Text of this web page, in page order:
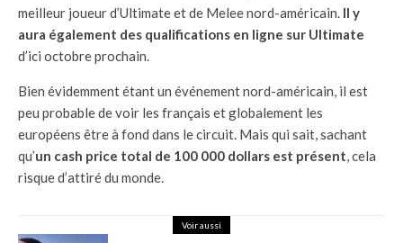
meilleur joueur d’Ultimate et de Melee nord-américain. Il y
aura également des qualifications en ligne sur Ultimate
d’ici octobre prochain.
Bien évidemment étant un événement nord-américain, il est
peu probable de voir les français et globalement les
européens être à fond dans le circuit. Mais qui sait, sachant
qu’un cash price total de 100 000 dollars est présent, cela
risque d’attiré du monde.
Voir aussi